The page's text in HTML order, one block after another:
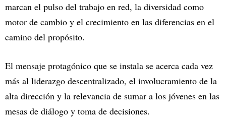
marcan el pulso del trabajo en red, la diversidad como
motor de cambio y el crecimiento en las diferencias en el
camino del propósito.
El mensaje protagónico que se instala se acerca cada vez
más al liderazgo descentralizado, el involucramiento de la
alta dirección y la relevancia de sumar a los jóvenes en las
mesas de diálogo y toma de decisiones.